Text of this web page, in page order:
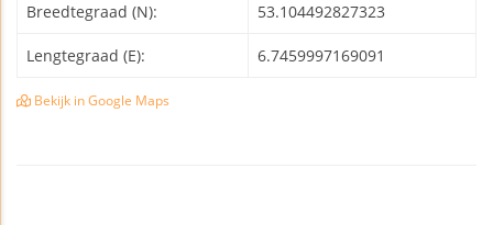
Breedtegraad (N): 53.104492827323
Lengtegraad (E): 6.7459997169091
Bekijk in Google Maps